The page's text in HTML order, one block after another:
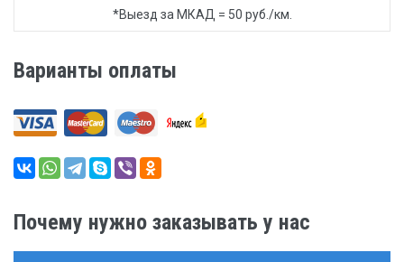
*Выезд за МКАД = 50 руб./км.
Варианты оплаты
Почему нужно заказывать у нас